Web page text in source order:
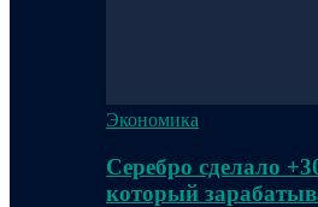
Экономика
Серебро сделало
который